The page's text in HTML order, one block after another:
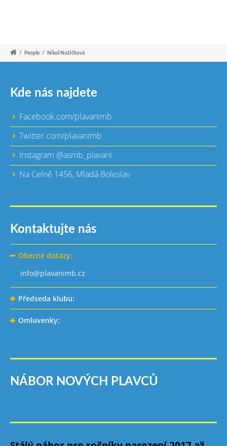
/ People / Nikol Nožičková
Kde nás najdete
Facebook.com/plavanimb
Twitter.com/plavanimb
Instagram @asmb_plavani
Na Celně 1456, Mladá Boleslav
Kontaktujte nás
Obecné dotazy:
info@plavanimb.cz
Předseda klubu:
Omluvenky:
NÁBOR NOVÝCH PLAVCŮ